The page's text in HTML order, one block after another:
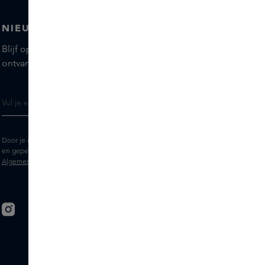
NIEUWSBRIEF
Blijf op de hoogte van de nieuwste merken en producten,
ontvang tips van onze Skins Experts.
Door je e-mailadres in te vullen geef je toestemming om de Skins nieuwsbrief
en gepersonaliseerde marketingberichten via e-mail te ontvangen. Bekijk de
Algemene voorwaarden